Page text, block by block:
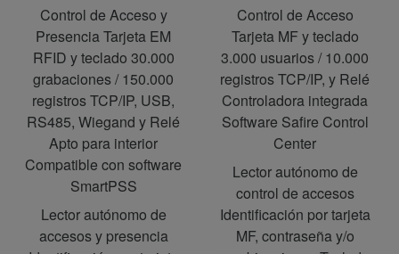
Control de Acceso y
Presencia Tarjeta EM
RFID y teclado 30.000
grabaciones / 150.000
registros TCP/IP, USB,
RS485, Wiegand y Relé
Apto para interior
Compatible con software
SmartPSS
Lector autónomo de
accesos y presencia
Control de Acceso
Tarjeta MF y teclado
3.000 usuarios / 10.000
registros TCP/IP, y Relé
Controladora integrada
Software Safire Control
Center
Lector autónomo de
control de accesos
Identificación por tarjeta
MF, contraseña y/o